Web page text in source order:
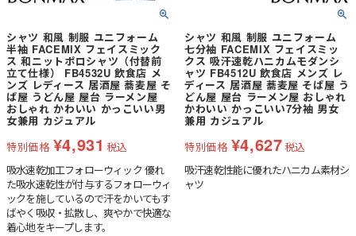
シャツ 和風 制服 ユニフォーム
半袖 FACEMIX フェイスミック
ス 和ニットポロシャツ（付替前
立て仕様） FB4532U 飲食店 メ
ンズ レディース 居酒屋 蕎麦屋 そ
ば屋 うどん屋 屋台 ラーメン屋
おしゃれ かわいい かっこいい男
女兼用 カジュアル
特別価格 ¥4,931 税込
吸水速乾加工フォローウィック 優れ
た吸水速乾性が付与するフォローウィ
ックを施しているので汗をかいてもす
ばやく吸収・拡散し、爽やかで快適な
着心地をキープします。
シャツ 和風 制服 ユニフォーム
七分袖 FACEMIX フェイスミッ
クス 吸汗速乾ハニカムモダンシ
ャツ FB4512U 飲食店 メンズ レ
ディース 居酒屋 蕎麦屋 そば屋 う
どん屋 屋台 ラーメン屋 おしゃれ
かわいい かっこいい7分袖 男女
兼用 カジュアル
特別価格 ¥4,627税込
吸汗速乾性能に優れたハニカム素材シ
ャツ